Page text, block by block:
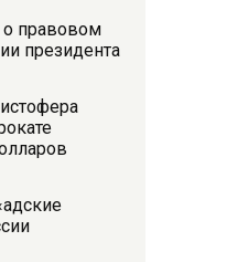
о правовом
президента